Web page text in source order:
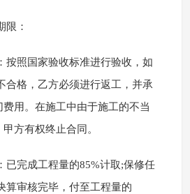
限：
按照国家验收标准进行验收，如
合格，乙方必须进行返工，并承
用。在施工中由于施工的不当
方有权终止合同。
已完成工程量的85%计取;保修任
算审核完毕，付至工程量的